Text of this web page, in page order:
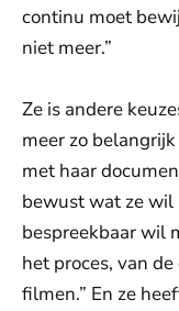
continu moet
niet meer.”
Ze is andere
meer zo
met haar
bewust wat ze
bespreekbaar wil
het proces, van
filmen.” En ze